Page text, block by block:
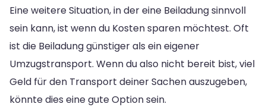
Eine weitere Situation, in der eine Beiladung sinnvoll
sein kann, ist wenn du Kosten sparen möchtest. Oft
ist die Beiladung günstiger als ein eigener
Umzugstransport. Wenn du also nicht bereit bist, viel
Geld für den Transport deiner Sachen auszugeben,
könnte dies eine gute Option sein.